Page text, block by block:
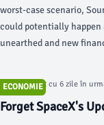
worst-case scenario,
could potentially happen
unearthed and new
ECONOMIE
Articol postat cu 6 zile în
Forget SpaceX's